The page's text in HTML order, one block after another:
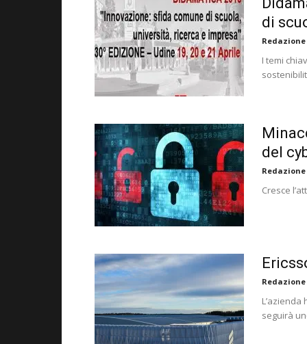
di
I temi
del
Cresce
seguirà